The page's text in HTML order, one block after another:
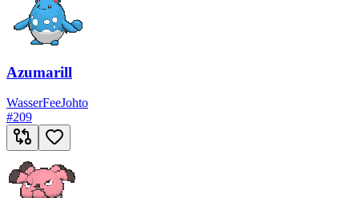
Azumarill
WasserFeeJohto
#209